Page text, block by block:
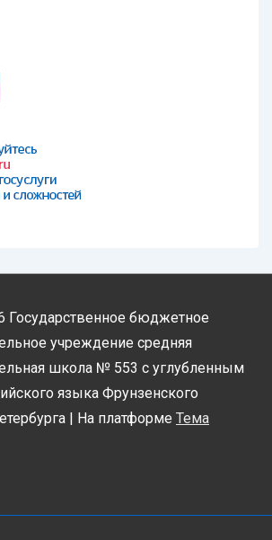
Государственное бюджетное
учреждение средняя
школа № 553 с углубленным
языка Фрунзенского
| На платформе Тема